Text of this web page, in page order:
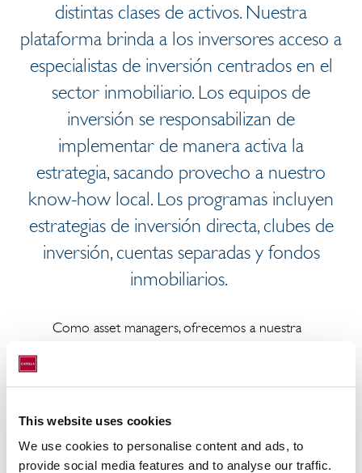
This website uses cookies
We use cookies to personalise content and ads, to
provide social media features and to analyse our traffic.
distintas clases de activos. Nuestra
plataforma brinda a los inversores acceso a
especialistas de inversión centrados en el
sector inmobiliario. Los equipos de
inversión se responsabilizan de
implementar de manera activa la
estrategia, sacando provecho a nuestro
know-how local. Los programas incluyen
estrategias de inversión directa, clubes de
inversión, cuentas separadas y fondos
inmobiliarios.
Como asset managers, ofrecemos a nuestra
solo de los aspectos inmobiliarios sino
transacciones.